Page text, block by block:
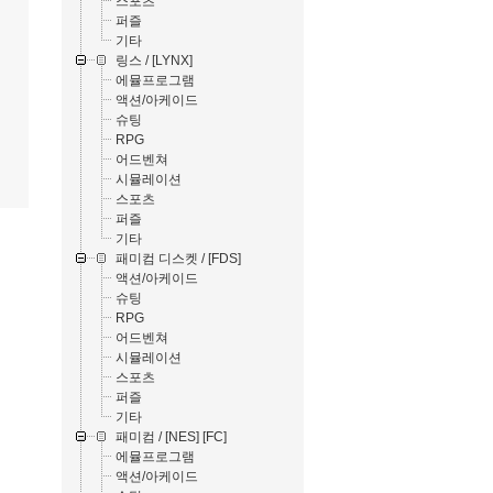
퍼즐
기타
링스 / [LYNX]
에뮬프로그램
액션/아케이드
슈팅
RPG
어드벤쳐
시뮬레이션
스포츠
퍼즐
기타
패미컴 디스켓 / [FDS]
액션/아케이드
슈팅
RPG
어드벤쳐
시뮬레이션
스포츠
퍼즐
기타
패미컴 / [NES] [FC]
에뮬프로그램
액션/아케이드